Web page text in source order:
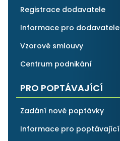
Registrace dodavatele
Informace pro dodavatele
Vzorové smlouvy
Centrum podnikání
PRO POPTÁVAJÍCÍ
Zadání nové poptávky
Informace pro poptávající